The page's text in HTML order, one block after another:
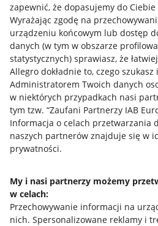
zapewnić, że dopasujemy do
Wyrażając zgodę na
urządzeniu końcowym lub dostęp
danych (w tym w obszarze
statystycznych) sprawiasz, że
Allegro dokładnie to, czego
Administratorem Twoich danych
w niektórych przypadkach nasi
tym tzw. “Zaufani Partnerzy IAB
Informacja o celach przetwarzania
naszych partnerów znajduje się w
prywatności.
My i nasi partnerzy możemy
w celach:
Przechowywanie informacji na
nich. Spersonalizowane reklamy i
Przydatne informacje
Jak to działa
Allegro Gadane dla sprzedających
Allegro Gadane dla kupujących